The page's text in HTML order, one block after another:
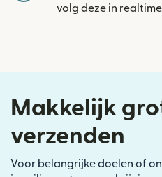
volg deze in
Makkelijk
verzenden
Voor belangrijke doelen of